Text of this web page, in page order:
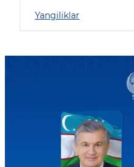
Yangiliklar